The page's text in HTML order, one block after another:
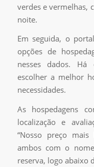
verdes e vermelhas,
noite.
Em seguida, o
opções de
nesses dados.
escolher a melhor
necessidades.
As hospedagens
localização e
“Nosso preço mais
ambos com o
reserva, logo abaixo